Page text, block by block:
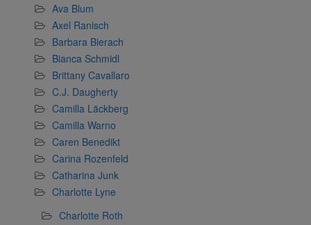
Ava Blum
Axel Ranisch
Barbara Bierach
Bianca Schmidl
Brittany Cavallaro
C.J. Daugherty
Camilla Läckberg
Camilla Warno
Caren Benedikt
Carina Rozenfeld
Catharina Junk
Charlotte Lyne
Charlotte Roth